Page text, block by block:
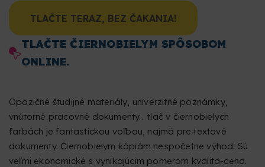
TLAČTE TERAZ, BEZ ČAKANIA!
TLAČTE ČIERNOBIELYM SPÔSOBOM
ONLINE.
Opozičné študijné materiály, univerzitné poznámky,
vnútorné pracovné dokumenty... tlač v čiernobielych
farbách je fantastickou voľbou, najmä pre textové
dokumenty. Čiernobielym kópiám nespočetne výhod. Sú
veľmi ekonomické s vynikajúcim pomerom kvalita-cena.